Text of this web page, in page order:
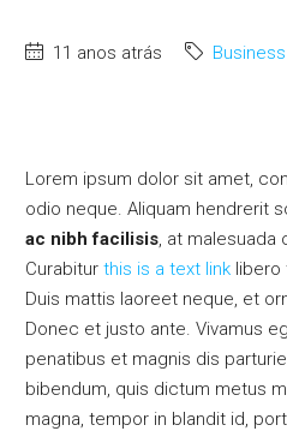
11 anos atrás Business
Lorem ipsum dolor sit amet,
odio neque. Aliquam hendrerit
ac nibh facilisis, at malesuada
Curabitur this is a text link libero
Duis mattis laoreet neque, et
Donec et justo ante. Vivamus
penatibus et magnis dis
bibendum, quis dictum metus
magna, tempor in blandit id,